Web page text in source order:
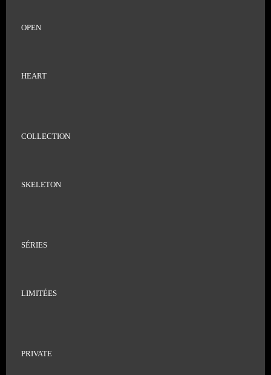
OPEN
HEART
COLLECTION
SKELETON
SÉRIES
LIMITÉES
PRIVATE